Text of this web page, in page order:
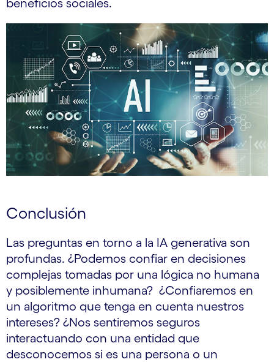
beneficios sociales.
Conclusión
Las preguntas en torno a la IA generativa son
profundas. ¿Podemos confiar en decisiones
complejas tomadas por una lógica no humana
y posiblemente inhumana? ¿Confiaremos en
un algoritmo que tenga en cuenta nuestros
intereses? ¿Nos sentiremos seguros
interactuando con una entidad que
desconocemos si es una persona o un